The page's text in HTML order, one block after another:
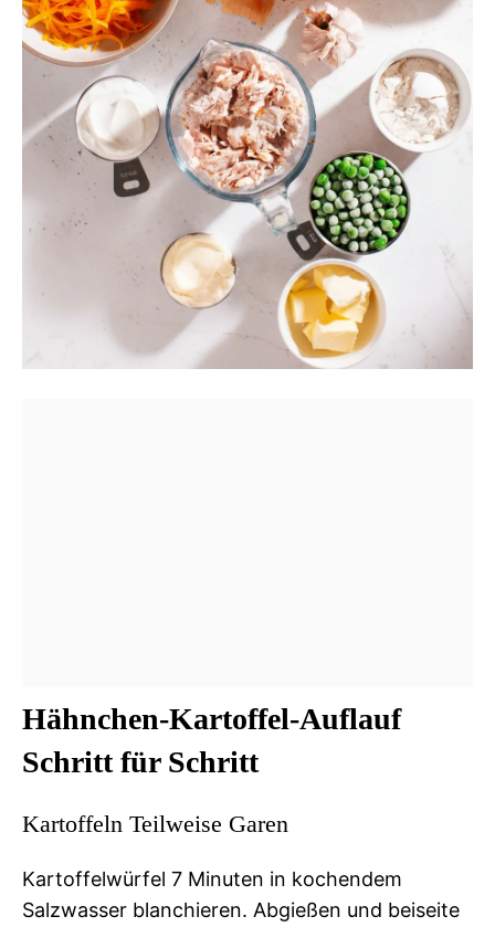
Hähnchen-Kartoffel-Auflauf
Schritt für Schritt
Kartoffeln Teilweise Garen
Kartoffelwürfel 7 Minuten in kochendem
Salzwasser blanchieren. Abgießen und beiseite